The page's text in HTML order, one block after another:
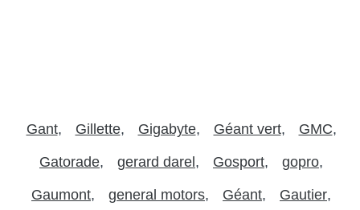
Gant Gillette Gigabyte Géant vert GMC
Gatorade gerard darel Gosport gopro
Gaumont general motors Géant Gautier